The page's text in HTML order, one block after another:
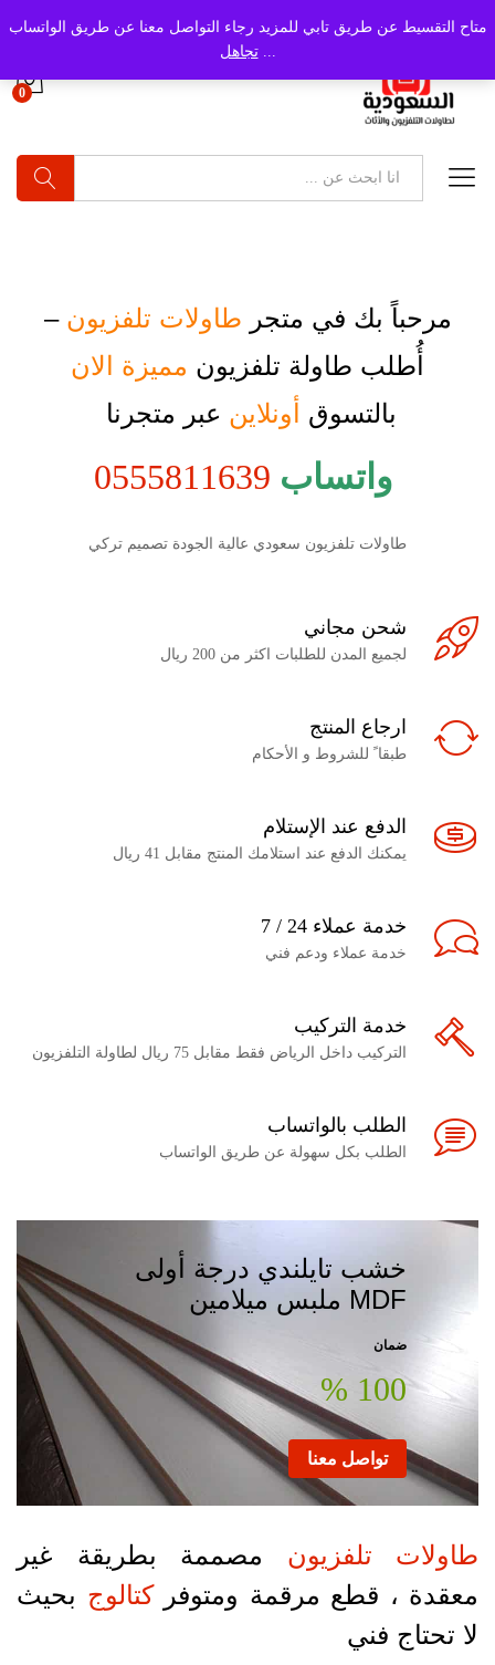
متاح التقسيط عن طريق تابي للمزيد رجاء التواصل معنا عن طريق الواتساب
...تجاهل
0
مرحباً بك في متجر طاولات تلفزيون –
أُطلب طاولة تلفزيون مميزة الان
بالتسوق أونلاين عبر متجرنا
واتساب
طاولات تلفزيون سعودي عالية الجودة تصميم تركي
شحن مجاني
لجميع المدن للطلبات اكثر من 200 ريال
ارجاع المنتج
طبقا ً للشروط و الأحكام
الدفع عند الإستلام
يمكنك الدفع عند استلامك المنتج مقابل 41 ريال
خدمة عملاء 24 / 7
خدمة عملاء ودعم فني
خدمة التركيب
التركيب داخل الرياض فقط مقابل 75 ريال لطاولة التلفزيون
الطلب بالواتساب
الطلب بكل سهولة عن طريق الواتساب
خشب تايلندي درجة أولى
MDF ملبس ميلامين
ضمان
100 %
تواصل معنا
طاولات تلفزيون مصممة بطريقة غير
معقدة ، قطع مرقمة ومتوفركتالوج بحيث
لا تحتاج فني